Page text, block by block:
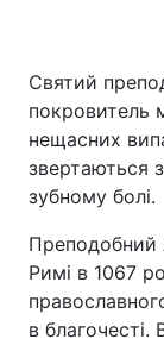
Головна
Україна
Економіка
Святий
покровитель
нещасних
звертаються
зубному болі.
Преподобний
Римі в 1067
в благочесті.